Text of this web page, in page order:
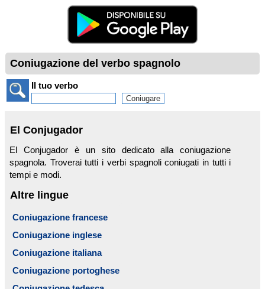
Coniugazione del verbo spagnolo
Il tuo verbo
El Conjugador
El Conjugador è un sito dedicato alla coniugazione
spagnola. Troverai tutti i verbi spagnoli coniugati in tutti i
tempi e modi.
Altre lingue
Coniugazione francese
Coniugazione inglese
Coniugazione italiana
Coniugazione portoghese